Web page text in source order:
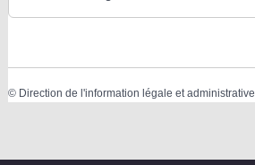
© Direction de l'information légale et administrative